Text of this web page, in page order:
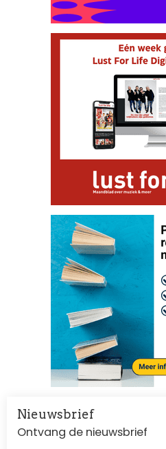
Nieuwsbrief
Ontvang de nieuwsbrief